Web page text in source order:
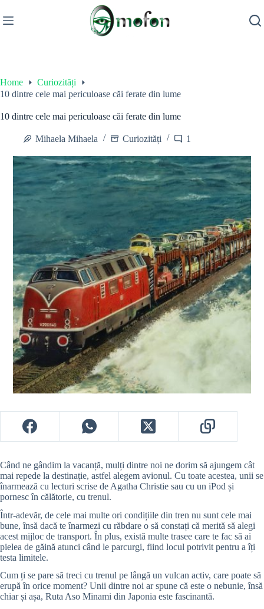
to
content
Home
Curiozități
10 dintre cele mai periculoase căi ferate din lume
10 dintre cele mai periculoase căi ferate din lume
Mihaela Mihaela Curiozități 1
Când ne gândim la vacanță, mulți dintre noi ne dorim să ajungem cât
mai repede la destinație, astfel alegem avionul. Cu toate acestea, unii se
înarmează cu lecturi scrise de Agatha Christie sau cu un iPod și
pornesc în călătorie, cu trenul.
Într-adevăr, de cele mai multe ori condițiile din tren nu sunt cele mai
bune, însă dacă te înarmezi cu răbdare o să constați că merită să alegi
acest mijloc de transport. În plus, există multe trasee care te fac să ai
pielea de găină atunci când le parcurgi, fiind locul potrivit pentru a îți
testa limitele.
Cum ți se pare să treci cu trenul pe lângă un vulcan activ, care poate să
erupă în orice moment? Unii dintre noi ar spune că este o nebunie, însă
chiar și așa, Ruta Aso Minami din Japonia este fascinantă.